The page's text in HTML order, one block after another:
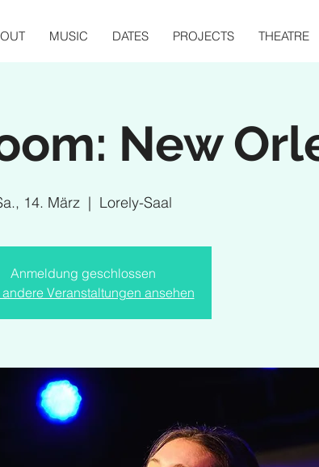
MUSIC DATES PROJECTS THEATRE
New
14. März
  |
Lorely-Saal
Anmeldung geschlossen
andere Veranstaltungen ansehen